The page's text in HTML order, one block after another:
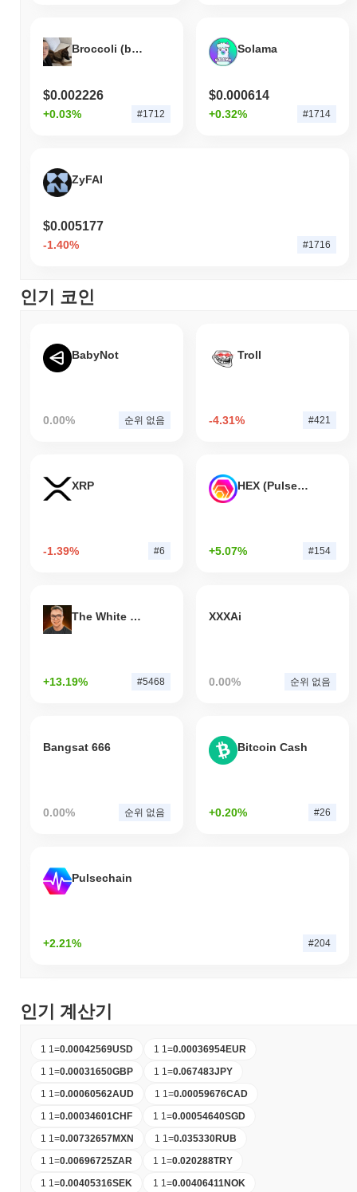
Broccoli (broccolibnb.org)
$0.002226
+0.03% #1712
Solama
$0.000614
+0.32% #1714
ZyFAI
$0.005177
-1.40% #1716
인기 코인
BabyNot
0.00% 순위 없음
Troll
-4.31% #421
XRP
-1.39% #6
HEX (Pulsechain)
+5.07% #154
The White Bull
+13.19% #5468
XXXAi
0.00% 순위 없음
Bangsat 666
0.00% 순위 없음
Bitcoin Cash
+0.20% #26
Pulsechain
+2.21% #204
인기 계산기
1 1 =0.00042569USD 1 1 =0.00036954EUR
1 1 =0.00031650GBP 1 1 =0.067483JPY
1 1 =0.00060562AUD 1 1 =0.00059676CAD
1 1 =0.00034601CHF 1 1 =0.00054640SGD
1 1 =0.00732657MXN 1 1 =0.035330RUB
1 1 =0.00696725ZAR 1 1 =0.020288TRY
1 1 =0.00405316SEK 1 1 =0.00406411NOK